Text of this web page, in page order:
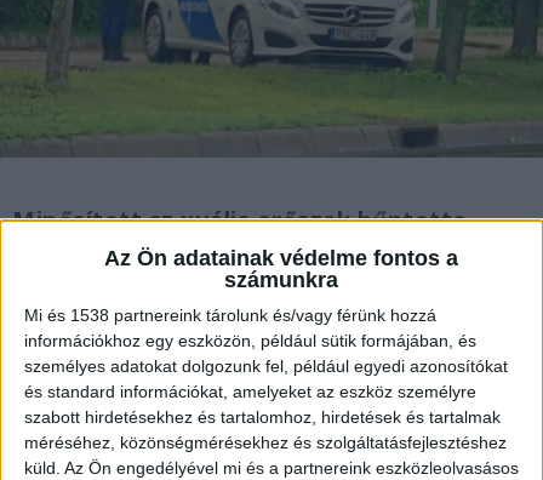
Az Ön adatainak védelme fontos a
számunkra
Mi és 1538 partnereink tárolunk és/vagy férünk hozzá
információkhoz egy eszközön, például sütik formájában, és
személyes adatokat dolgozunk fel, például egyedi azonosítókat
és standard információkat, amelyeket az eszköz személyre
szabott hirdetésekhez és tartalomhoz, hirdetések és tartalmak
méréséhez, közönségmérésekhez és szolgáltatásfejlesztéshez
küld. Az Ön engedélyével mi és a partnereink eszközleolvasásos
Minősített sz.xuális erőszak bűntette
miatt emelt vádat a Borsod-Abaúj-
Zemplén Vármegyei Főügyészség egy nő
ellen, aki saját unokája sérelmére követett
el sz.xuális erőszakot. A 10 éves fiú
gyermekotthonban volt elhelyezve,
ahonnan rendszeresen megszökött a
nagyszülők borsodi kisvárosban lévő
családi házába.